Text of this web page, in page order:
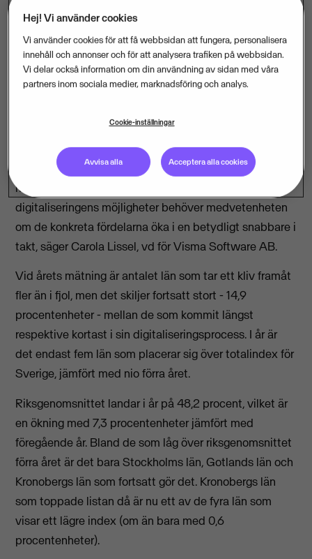
Den digitala mognadsgraden i svenska företag och
organisationer ökar i 17 av 21 län, men skillnaden i
förändringstakt är fortsatt stor mellan länen. Det
och ekonomichefer i större bolag och offentliga
– Årets digitaliseringsindex visar en positiv riktning,
men om Sverige ska bli bäst i världen på att använda
digitaliseringens möjligheter behöver medvetenheten
om de konkreta fördelarna öka i en betydligt snabbare i
takt, säger Carola Lissel, vd för Visma Software AB.
Vid årets mätning är antalet län som tar ett kliv framåt
fler än i fjol, men det skiljer fortsatt stort - 14,9
procentenheter - mellan de som kommit längst
respektive kortast i sin digitaliseringsprocess. I år är
det endast fem län som placerar sig över totalindex för
Sverige, jämfört med nio förra året.
Riksgenomsnittet landar i år på 48,2 procent, vilket är
en ökning med 7,3 procentenheter jämfört med
föregående år. Bland de som låg över riksgenomsnittet
förra året är det bara Stockholms län, Gotlands län och
Kronobergs län som fortsatt gör det. Kronobergs län
som toppade listan då är nu ett av de fyra län som
visar ett lägre index (om än bara med 0,6
procentenheter).
Hej! Vi använder cookies
Vi använder cookies för att få webbsidan att fungera, personalisera
innehåll och annonser och för att analysera trafiken på webbsidan.
Vi delar också information om din användning av sidan med våra
partners inom sociala medier, marknadsföring och analys.
Cookie-inställningar
Avvisa alla Acceptera alla cookies